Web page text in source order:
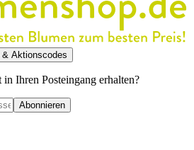
Aktionscodes
Ihren Posteingang erhalten?
Abonnieren